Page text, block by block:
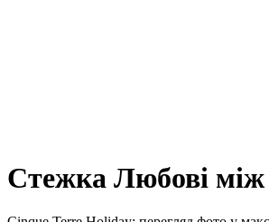
Стежка Любові